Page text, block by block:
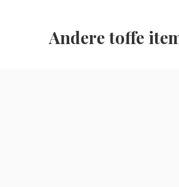
Andere toffe